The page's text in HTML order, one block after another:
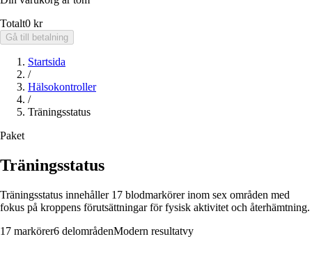
Totalt0 kr
Gå till betalning
Startsida
/
Hälsokontroller
/
Träningsstatus
Paket
Träningsstatus
Träningsstatus innehåller 17 blodmarkörer inom sex områden med
fokus på kroppens förutsättningar för fysisk aktivitet och återhämtning.
17 markörer6 delområdenModern resultatvy